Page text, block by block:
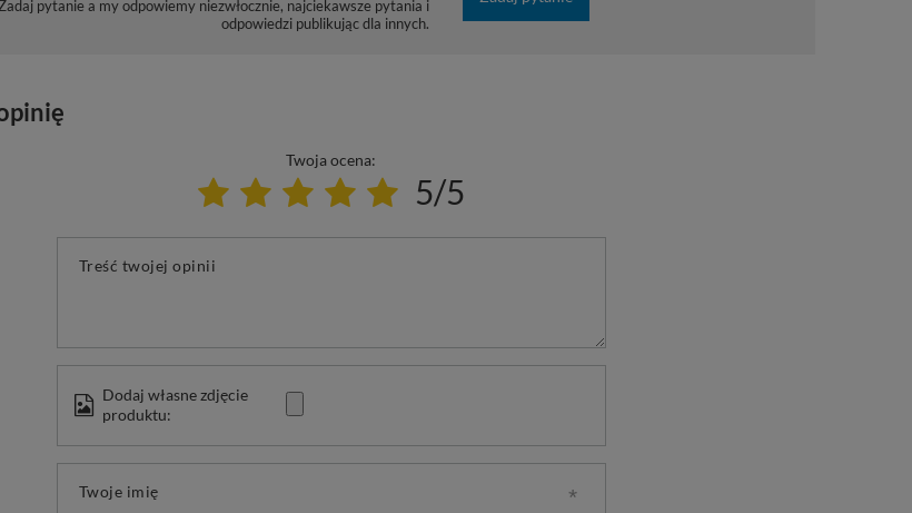
Zadaj pytanie a my odpowiemy niezwłocznie, najciekawsze pytania i
odpowiedzi publikując dla innych.
Twoja ocena:
5/5
Treść twojej opinii
Dodaj własne zdjęcie
produktu:
Twoje imię